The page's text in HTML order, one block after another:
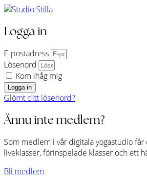
Logga in
E-postadress
Lösenord
Kom ihåg mig
Logga in
Glömt ditt lösenord?
Ännu inte medlem?
Som medlem i vår digitala yogastudio
liveklasser, förinspelade klasser och ett
Bli medlem